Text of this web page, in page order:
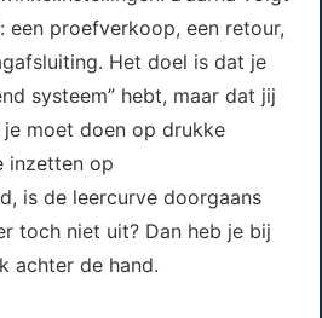
proefverkoop, een retour,
Het doel is dat je
systeem” hebt, maar dat jij
moet doen op drukke
inzetten op
is de leercurve doorgaans
toch niet uit? Dan heb je bij
achter de hand.